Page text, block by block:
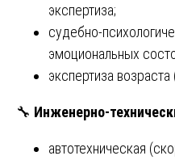
экспертиза;
судебно-
эмоциональных
экспертиза
🔧 Инженерно-
автотехническая